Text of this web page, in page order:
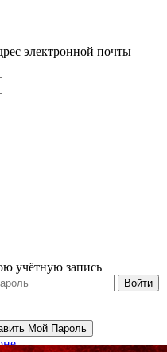
электронной почты
учётную запись